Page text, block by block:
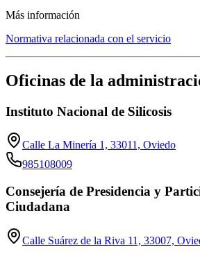
Más información
Normativa relacionada con el servicio
Oficinas de la
Instituto Nacional de Silicosis
Calle La Minería 1, 33011, Oviedo
985108009
Consejería de Presidencia y
Ciudadana
Calle Suárez de la Riva 11, 33007,